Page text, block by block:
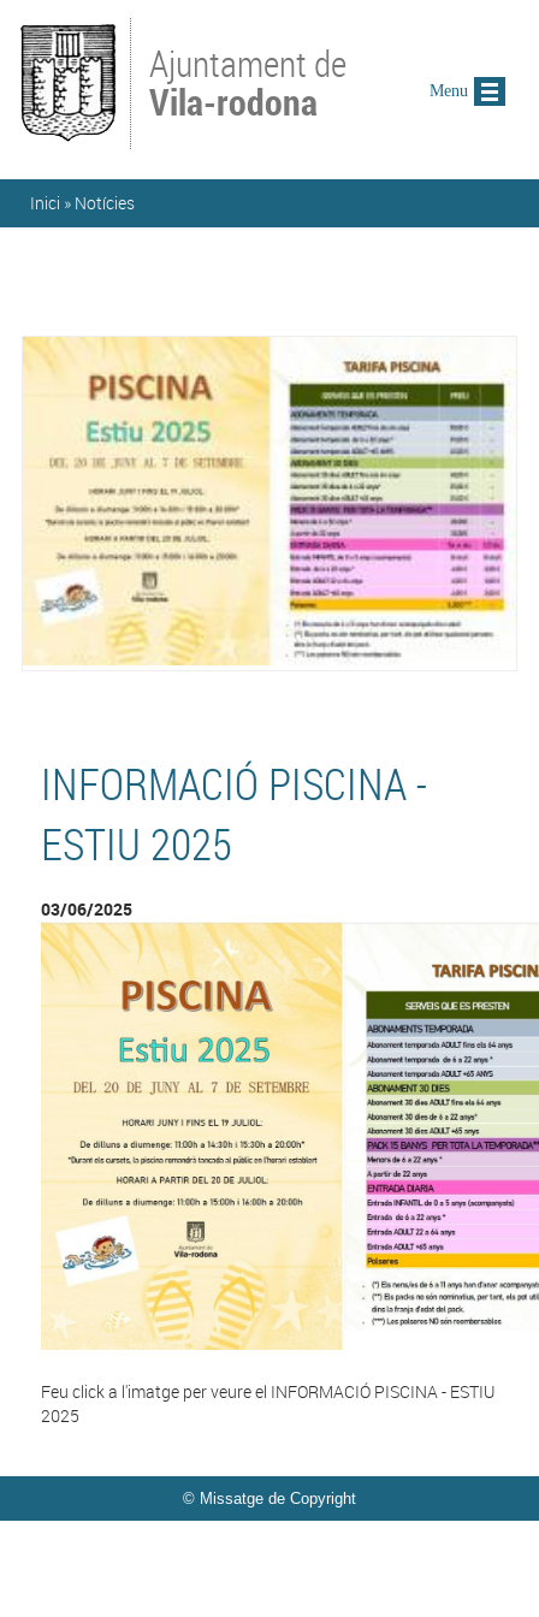
Ajuntament de
Vila-rodona
Esteu aquí
Inici » Notícies
INFORMACIÓ PISCINA -
ESTIU 2025
03/06/2025
Feu click a l'imatge per veure el INFORMACIÓ PISCINA - ESTIU
2025
© Missatge de Copyright
Menu